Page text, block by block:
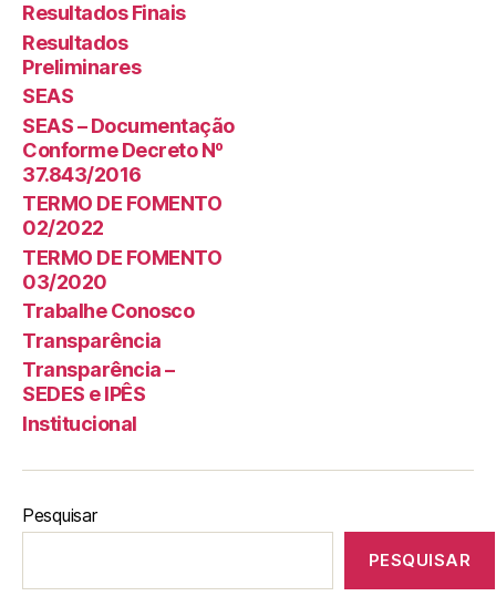
Resultados Finais
Resultados
Preliminares
SEAS
SEAS – Documentação
Conforme Decreto Nº
37.843/2016
TERMO DE FOMENTO
02/2022
TERMO DE FOMENTO
03/2020
Trabalhe Conosco
Transparência
Transparência –
SEDES e IPÊS
Institucional
Pesquisar
PESQUISAR